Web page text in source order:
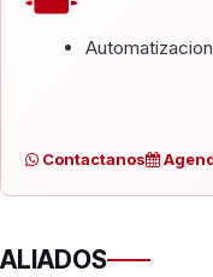
Contactanos
ALIADOS